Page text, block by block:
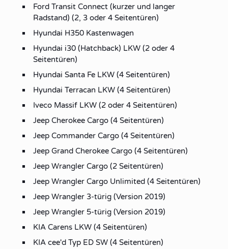
Ford Transit Connect (kurzer und langer
Radstand) (2, 3 oder 4 Seitentüren)
Hyundai H350 Kastenwagen
Hyundai i30 (Hatchback) LKW (2 oder 4
Seitentüren)
Hyundai Santa Fe LKW (4 Seitentüren)
Hyundai Terracan LKW (4 Seitentüren)
Iveco Massif LKW (2 oder 4 Seitentüren)
Jeep Cherokee Cargo (4 Seitentüren)
Jeep Commander Cargo (4 Seitentüren)
Jeep Grand Cherokee Cargo (4 Seitentüren)
Jeep Wrangler Cargo (2 Seitentüren)
Jeep Wrangler Cargo Unlimited (4 Seitentüren)
Jeep Wrangler 3-türig (Version 2019)
Jeep Wrangler 5-türig (Version 2019)
KIA Carens LKW (4 Seitentüren)
KIA cee'd Typ ED SW (4 Seitentüren)